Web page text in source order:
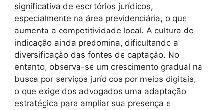
significativa de escritórios jurídicos,
especialmente na área previdenciária, o que
aumenta a competitividade local. A cultura de
indicação ainda predomina, dificultando a
diversificação das fontes de captação. No
entanto, observa-se um crescimento gradual na
busca por serviços jurídicos por meios digitais,
o que exige dos advogados uma adaptação
estratégica para ampliar sua presença e